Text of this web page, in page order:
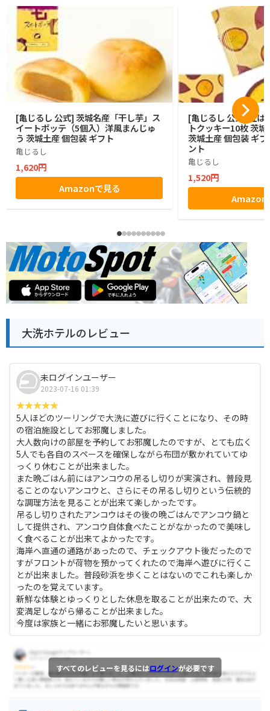
[亀じるし 公式] 茨城名産「干し芋」ス
イートポッテ（5個入）洋風まんじゅ
う 茨城土産 個包装 ギフト
亀じるし
1,620円
Amazonで見る
[亀じるし 公式] 紅は
トクッキー10枚 茨
茨城土産 個包装 ギ
ント
亀じるし
1,520円
Amazon
大洗ホテルのレビュー
未ログインユーザー
2023-07-16 01:39
5人ほどのツーリングで大洗に遊びに行くことになり、その時
の宿泊施設としてお邪魔しました。
大人数向けの部屋を予約してお邪魔したのですが、とても広く
5人でも各自のスペースを確保しながら布団が敷かれていてゆ
っくり休むことが出来ました。
また晩ごはん前にはアンコウの吊るし切りが実演され、普段見
ることのないアンコウと、さらにその吊るし切りという伝統的
な調理方法を見ることが出来て楽しかったです。
吊るし切りされたアンコウはその後の晩ごはんでアンコウ鍋と
して提供され、アンコウ自体食べたことがなかったので美味し
く食べることが出来てよかったです。
海岸へ直通の通路があったので、チェックアウト後だったので
すがフロントが荷物を預かってくれたので海岸へ遊びに行くこ
とが出来ました。普段砂浜を歩くことはないのでこれも楽しか
ったのを覚えています。
新鮮な体験とゆっくりとした休息を取ることが出来たので、大
変満足しながら帰ることが出来ました。
今度は家族と一緒にお邪魔したいと思います。
すべてのレビューを見るにはログインが必要です